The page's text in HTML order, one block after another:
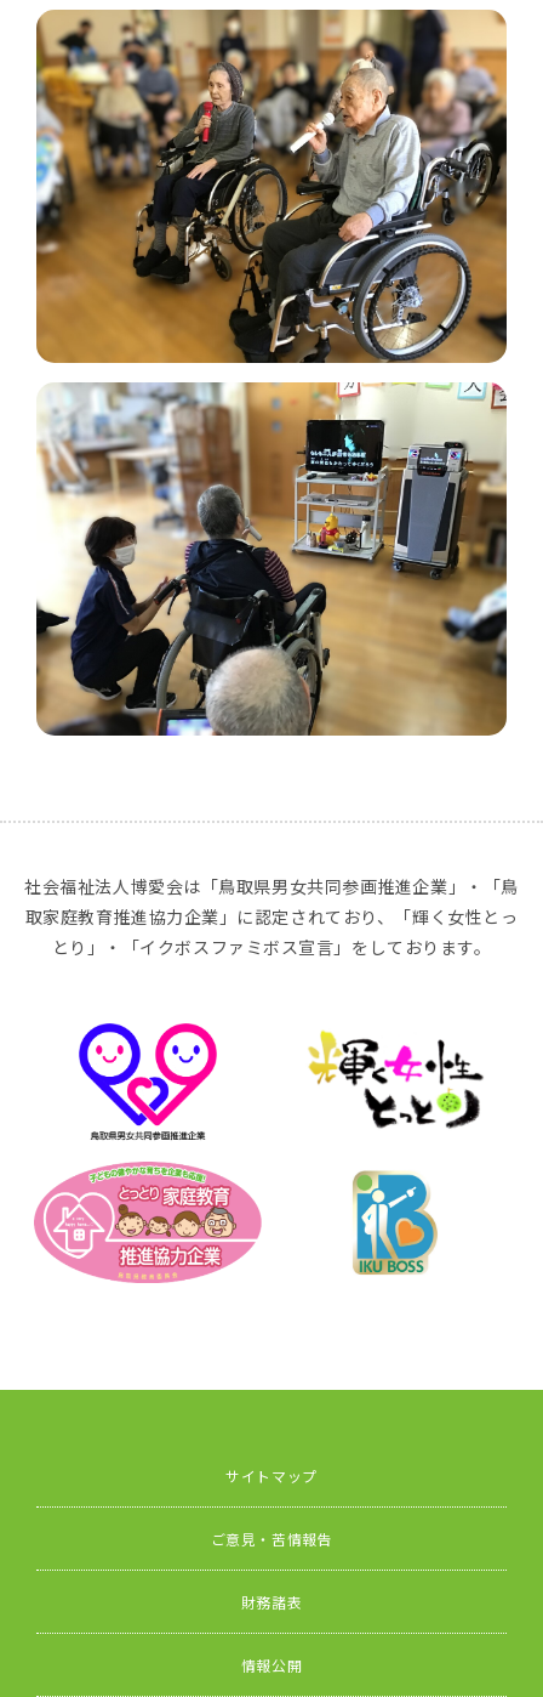
社会福祉法人博愛会は「鳥取県男女共同参画推進企業」・「鳥
取家庭教育推進協力企業」に認定されており、「輝く女性とっ
とり」・「イクボスファミボス宣言」をしております。
サイトマップ
ご意見・苦情報告
財務諸表
情報公開